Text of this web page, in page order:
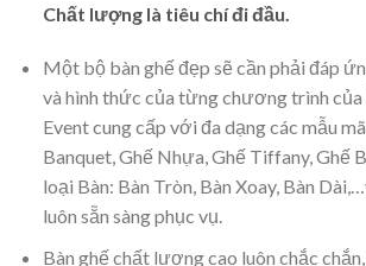
Chất lượng là tiêu chí đi đầu.
Một bộ bàn ghế đẹp sẽ cần phải đáp
và hình thức của từng chương trình của
Event cung cấp với đa dạng các mẫu
Banquet, Ghế Nhựa, Ghế Tiffany, Ghế
loại Bàn: Bàn Tròn, Bàn Xoay, Bàn
luôn sẵn sàng phục vụ.
Bàn ghế chất lượng cao luôn chắc